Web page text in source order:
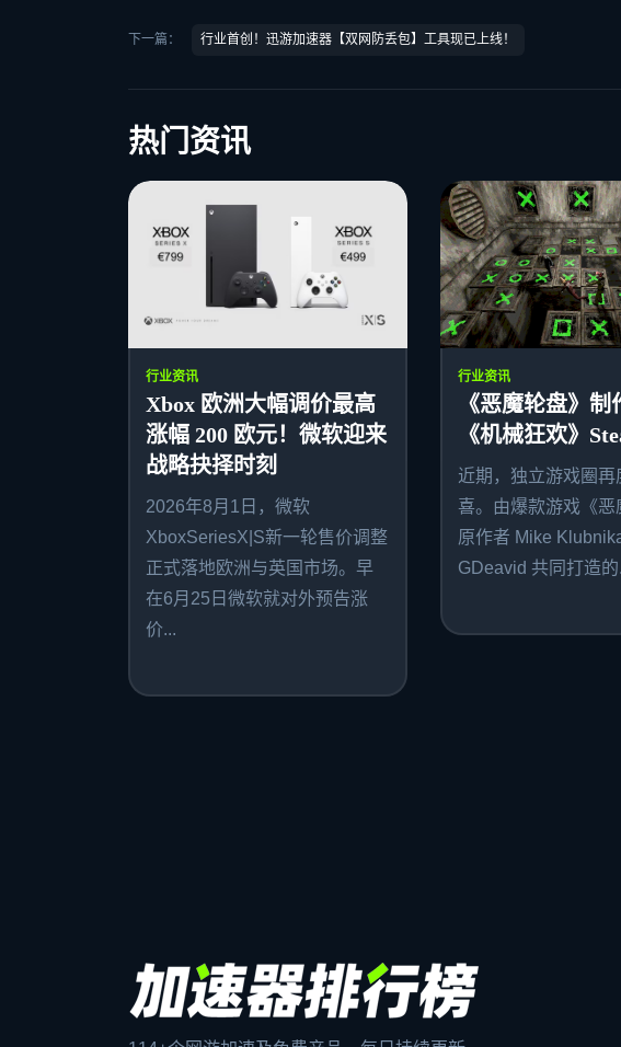
下一篇： 行业首创！迅游加速器【双网防丢包】工具现已上线！
热门资讯
行业资讯
Xbox 欧洲大幅调价最高
涨幅 200 欧元！微软迎来
战略抉择时刻
2026年8月1日，微软
XboxSeriesX|S新一轮售价调整
正式落地欧洲与英国市场。早
在6月25日微软就对外预告涨
价...
行业资讯
《恶魔轮盘》制
《机械狂欢》
近期，独立游戏圈再
喜。由爆款游戏《恶
原作者 Mike
GDeavid 共同打造的